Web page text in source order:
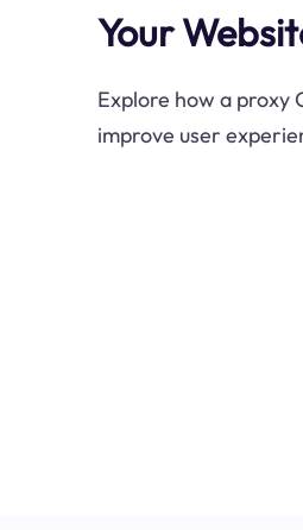
Your
Explore how a proxy
improve user